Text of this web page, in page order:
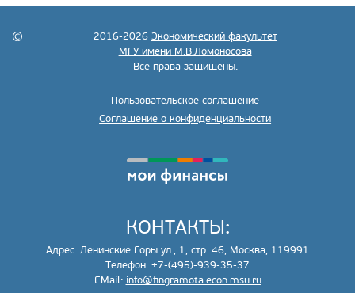
2016-2026 Экономический факультет
МГУ имени М.В.Ломоносова
Все права защищены.
Пользовательское соглашение
Соглашение о конфиденциальности
КОНТАКТЫ:
Адрес: Ленинские Горы ул., 1, стр. 46, Москва, 119991
Телефон: +7-(495)-939-35-37
EMail: info@fingramota.econ.msu.ru